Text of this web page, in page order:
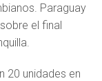
Paraguay
el final
20 unidades en